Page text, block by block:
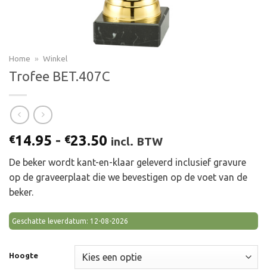
Home » Winkel
Trofee BET.407C
€14.95 - €23.50 Prijsklasse:
€14.95
tot
€23.50
incl. BTW
De beker wordt kant-en-klaar geleverd inclusief gravure
op de graveerplaat die we bevestigen op de voet van de
beker.
Geschatte leverdatum: 12-08-2026
Hoogte